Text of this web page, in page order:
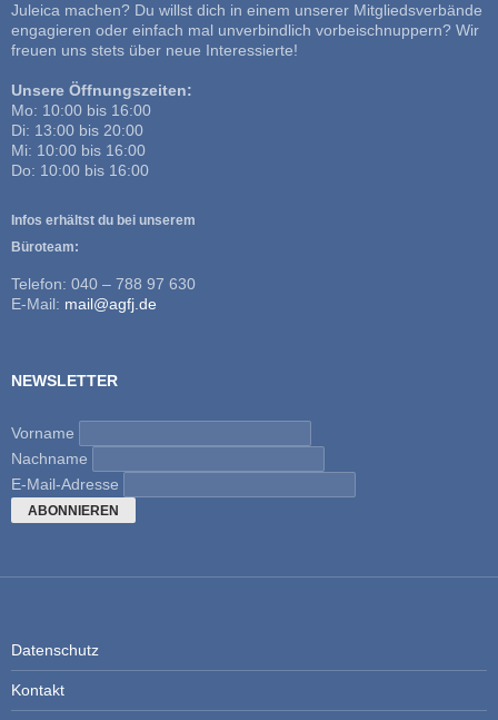
Juleica machen? Du willst dich in einem unserer Mitgliedsverbände
engagieren oder einfach mal unverbindlich vorbeischnuppern? Wir
freuen uns stets über neue Interessierte!
Unsere Öffnungszeiten:
Mo: 10:00 bis 16:00
Di: 13:00 bis 20:00
Mi: 10:00 bis 16:00
Do: 10:00 bis 16:00
Infos erhältst du bei unserem
Büroteam:
Telefon: 040 – 788 97 630
E-Mail: mail@agfj.de
NEWSLETTER
Vorname
Nachname
E-Mail-Adresse
Datenschutz
Kontakt